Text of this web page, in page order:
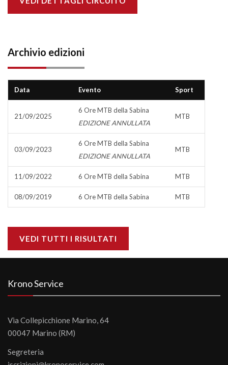
Archivio edizioni
Data Evento Sport
21/09/2025
6 Ore MTB della Sabina
EDIZIONE ANNULLATA
MTB
03/09/2023
6 Ore MTB della Sabina
EDIZIONE ANNULLATA
MTB
11/09/2022 6 Ore MTB della Sabina MTB
08/09/2019 6 Ore MTB della Sabina MTB
VEDI TUTTI I RISULTATI
Krono Service
Via Collepicchione Marino, 64
00047 Marino (RM)
Segreteria